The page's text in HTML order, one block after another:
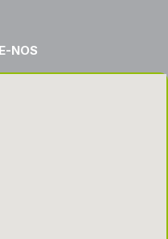
NOS